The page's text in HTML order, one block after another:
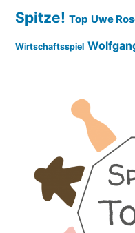
Spitze! Top Uwe
Wirtschaftsspiel